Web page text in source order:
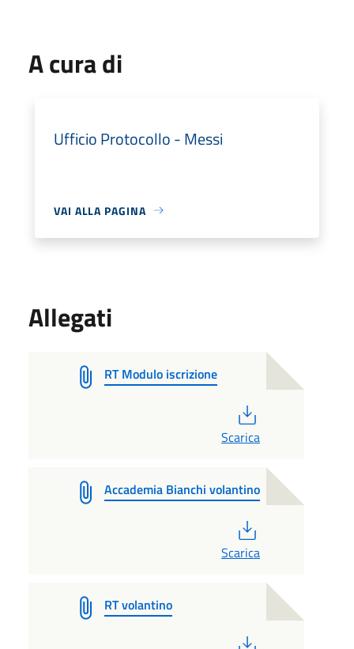
A cura di
Ufficio Protocollo - Messi
VAI ALLA PAGINA
Allegati
RT Modulo iscrizione
Scarica
Accademia Bianchi volantino
Scarica
RT volantino